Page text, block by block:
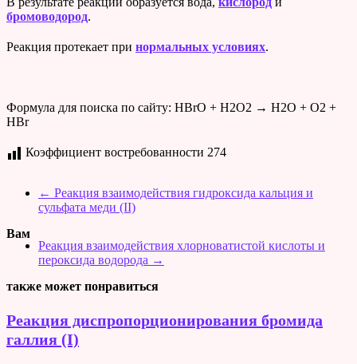
бромоводород.
Реакция протекает при нормальных условиях.
Формула для поиска по сайту: HBrO + H2O2 → H2O + O2 +
HBr
Коэффициент востребованности 274
← Реакция взаимодействия гидроксида кальция и
сульфата меди (II)
Реакция взаимодействия хлорноватистой кислоты и
пероксида водорода →
Вам
также может понравиться
Реакция диспропорционирования бромида
галлия (I)